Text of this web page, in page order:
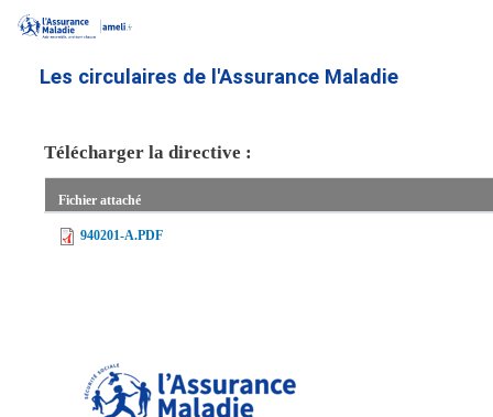
contenu
Les circulaires de l'Assurance Maladie
Télécharger la directive :
Fichier attaché
940201-A.PDF